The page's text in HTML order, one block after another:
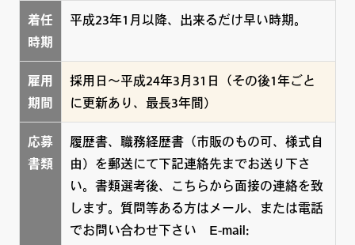
着任
時期
平成23年1月以降、出来るだけ早い時期。
雇用
期間
採用日～平成24年3月31日（その後1年ごと
に更新あり、最長3年間）
応募
書類
履歴書、職務経歴書（市販のもの可、様式自
由）を郵送にて下記連絡先までお送り下さ
い。書類選考後、こちらから面接の連絡を致
します。質問等ある方はメール、または電話
でお問い合わせ下さい E-mail: